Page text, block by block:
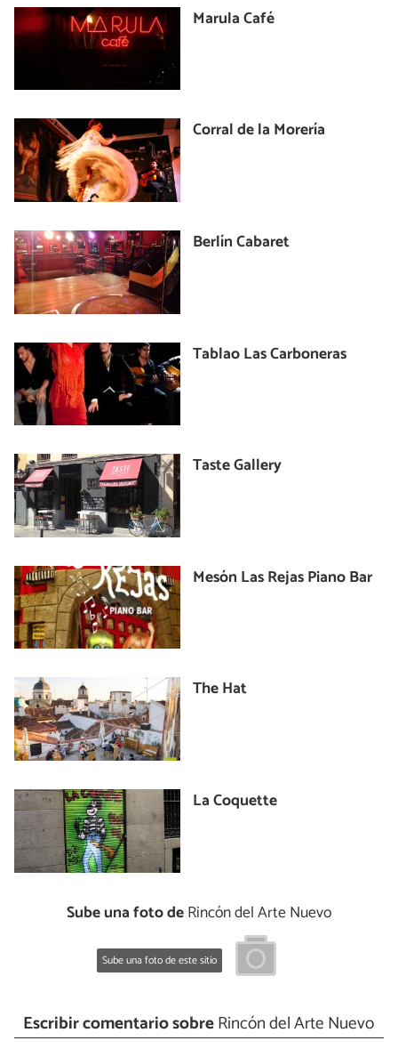
Marula Café
Corral de la Morería
Berlín Cabaret
Tablao Las Carboneras
Taste Gallery
Mesón Las Rejas Piano Bar
The Hat
La Coquette
Sube una foto deRincón del Arte Nuevo
Sube una foto de este sitio
Escribir comentario sobreRincón del Arte Nuevo